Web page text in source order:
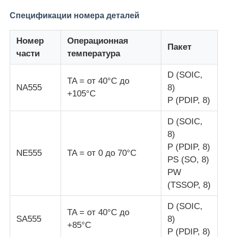
IC MPU
Спецификации номера деталей
Номер
части
Операционная
температура
Пакет
NA555
TA = от 40°C до
+105°C
D (SOIC,
8)
P (PDIP, 8)
NE555 TA = от 0 до 70°C
D (SOIC,
8)
P (PDIP, 8)
PS (SO, 8)
PW
(TSSOP, 8)
SA555
TA = от 40°C до
+85°C
D (SOIC,
8)
P (PDIP, 8)